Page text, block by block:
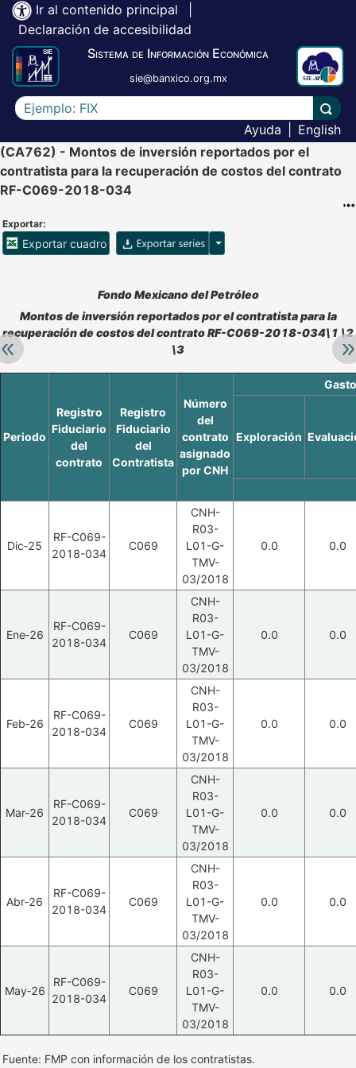
Ir al contenido principal
Declaración de accesibilidad
Sistema de Información Económica
sie@banxico.org.mx
Escriba el texto a buscar
Ayuda
English
(CA762) - Montos de inversión reportados por el
contratista para la recuperación de costos del contrato
RF-C069-2018-034
Exportar:
Exportar cuadro Opciones para exportar
Retroceder:
Accesibilidad de Cuadros Analíticos, al exportar el cuadro
Fondo Mexicano del Petróleo
Montos de inversión reportados por el contratista para la
recuperación de costos del contrato RF-C069-2018-034\1 \2
\3
Periodo
Registro
Fiduciario
del
contrato
Registro
Fiduciario
del
Contratista
Número
del
contrato
asignado
por CNH
Exploración
Dic‑25
RF-C069-
2018-034
C069
CNH-
R03-
L01-G-
TMV-
03/2018
0.0 0.0
Ene‑26
RF-C069-
2018-034
C069
CNH-
R03-
L01-G-
TMV-
03/2018
0.0 0.0
Feb‑26
RF-C069-
2018-034
C069
CNH-
R03-
L01-G-
TMV-
03/2018
0.0 0.0
Mar‑26
RF-C069-
2018-034
C069
CNH-
R03-
L01-G-
TMV-
03/2018
0.0 0.0
Abr‑26
RF-C069-
2018-034
C069
CNH-
R03-
L01-G-
TMV-
03/2018
0.0 0.0
May‑26
RF-C069-
2018-034
C069
CNH-
R03-
L01-G-
TMV-
03/2018
0.0 0.0
Fuente: FMP con información de los contratistas.